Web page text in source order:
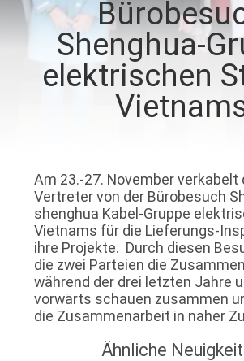
FABRIK
TOUR
KONTAKT
NACHRICHTEN
BLOG
REFERENZEN
Shenghua-
elektrischen
Am 23.-27. November verkabelt
Vertreter von der Bürobesuch
shenghua Kabel-Gruppe
Vietnams für die Lieferungs-
ihre Projekte. Durch diesen
die zwei Parteien die
während der drei letzten Jahre
vorwärts schauen zusammen
die Zusammenarbeit in naher
Ähnliche